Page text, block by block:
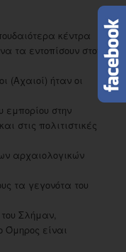
κέντρα
τα εντοπίσουν στον
(Αχαιοί) ήταν οι
εμπορίου στην
στις πολιτιστικές
αρχαιολογικών
τα γεγονότα του
Σλήμαν,
Όμηρος είναι